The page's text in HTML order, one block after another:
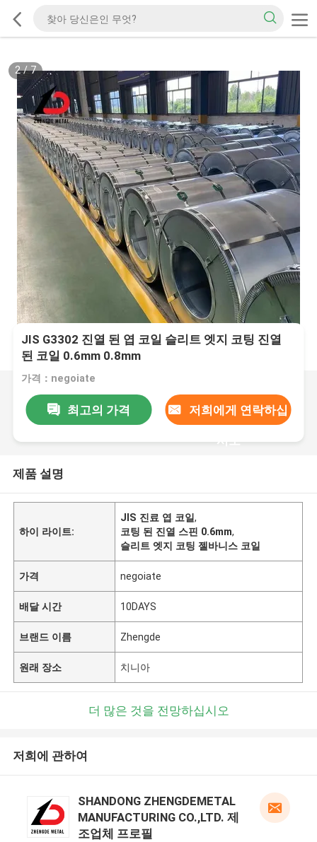
2/7
JIS G3302 진열 된 엽 코일 슬리트 엣지 코팅 진열
된 코일 0.6mm 0.8mm
가격：negoiate
최고의 가격 저희에게 연락하십
시오
제품 설명
하이 라이트:
JIS 진료 엽 코일,
코팅 된 진열 스핀 0.6mm,
슬리트 엣지 코팅 젤바니스 코일
가격 negoiate
배달 시간 10DAYS
브랜드 이름 Zhengde
원래 장소 치니아
더 많은 것을 전망하십시오
저희에 관하여
SHANDONG ZHENGDEMETAL
MANUFACTURING CO.,LTD. 제
조업체 프로필